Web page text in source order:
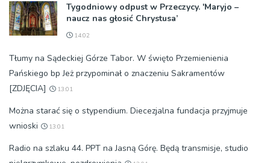
Tygodniowy odpust w Przeczycy. 'Maryjo –
naucz nas głosić Chrystusa’
14:02
Tłumy na Sądeckiej Górze Tabor. W święto Przemienienia
Pańskiego bp Jeż przypominał o znaczeniu Sakramentów
[ZDJĘCIA]
13:01
Można starać się o stypendium. Diecezjalna fundacja przyjmuje
wnioski
13:01
Radio na szlaku 44. PPT na Jasną Górę. Będą transmisje, studio